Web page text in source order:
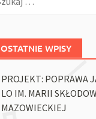
OSTATNIE WPISY
PROJEKT: POPRAWA
LO IM. MARII
MAZOWIECKIEJ